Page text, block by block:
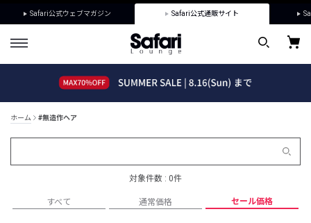
Safari公式ウェブマガジン Safari公式通販サイト
ホーム #無造作ヘア
対象件数 : 0件
すべて 通常価格 セール価格